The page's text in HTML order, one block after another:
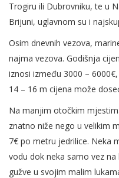
Trogiru ili Dubrovniku, te u
Brijuni, uglavnom su i
Osim dnevnih vezova,
najma vezova. Godišnja
iznosi između 3000 –
14 – 16 m cijena može
Na manjim otočkim
znatno niže nego u velikim
7€ po metru jedrilice. Neka
vodu dok neka samo vez
gužve u svojim malim